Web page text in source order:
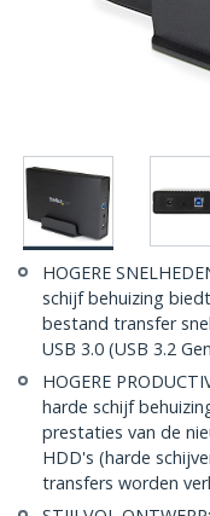
HOGERE
schijf behuizing
bestand transfer
USB 3.0 (USB 3.2
HOGERE
harde schijf
prestaties van de
HDD's (harde
transfers worden